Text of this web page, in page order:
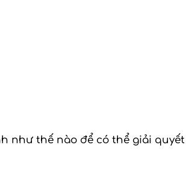
như thế nào để có thể giải